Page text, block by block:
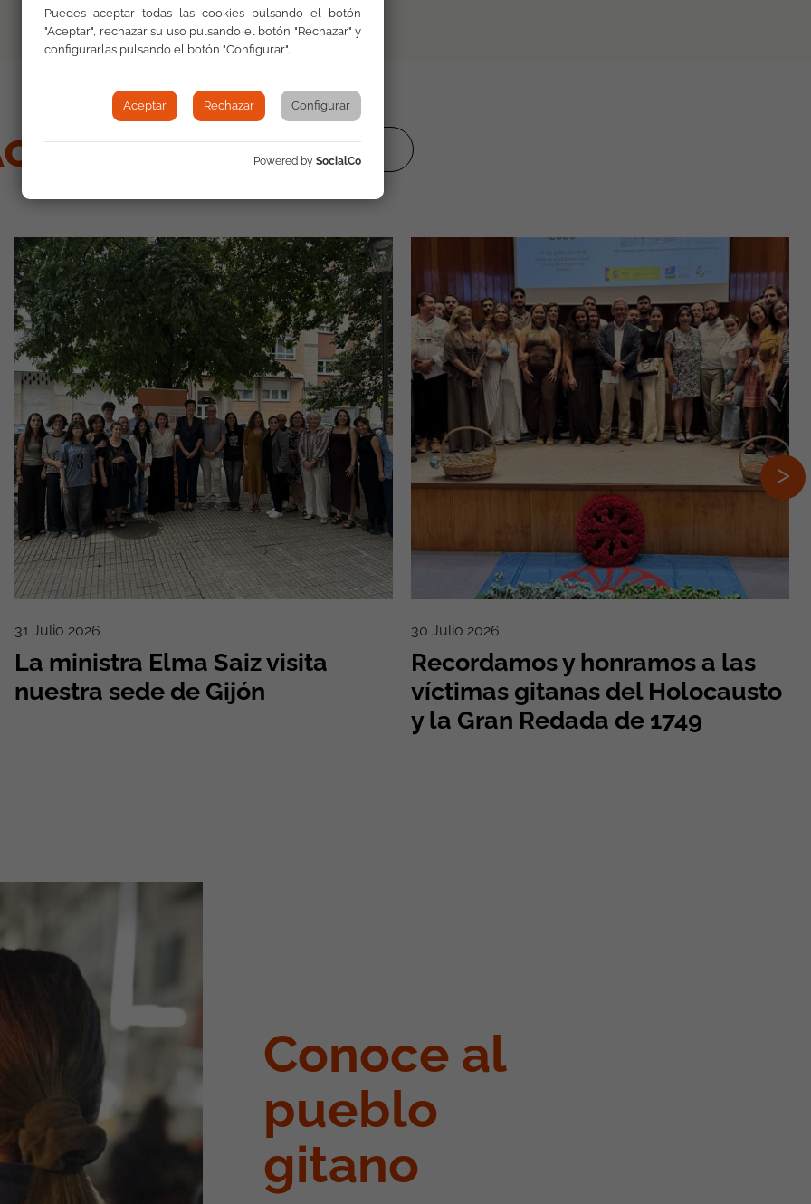
31 Julio 2026
La ministra Elma Saiz visita
nuestra sede de Gijón
30 Julio 2026
Recordamos y honramos a las
víctimas gitanas del Holocausto
y la Gran Redada de 1749
Conoce al
pueblo
gitano
Puedes aceptar todas las cookies pulsando el botón
"Aceptar", rechazar su uso pulsando el botón "Rechazar" y
configurarlas pulsando el botón "Configurar".
Aceptar Rechazar Configurar
Powered by SocialCo